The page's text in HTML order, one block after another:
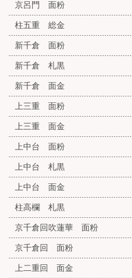
京呂門 面粉
柱五重 総金
新千倉 面粉
新千倉 札黒
新千倉 面金
上三重 面粉
上三重 面金
上中台 面粉
上中台 札黒
上中台 面金
柱高欄 札黒
京千倉回吹蓮華 面粉
京千倉回 面粉
上二重回 面金